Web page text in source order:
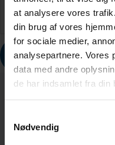
at analysere vores
din brug af vores
for sociale medier,
analysepartnere. Vores
data med andre
de har indsamlet fra din
Nødvendig
Tranum